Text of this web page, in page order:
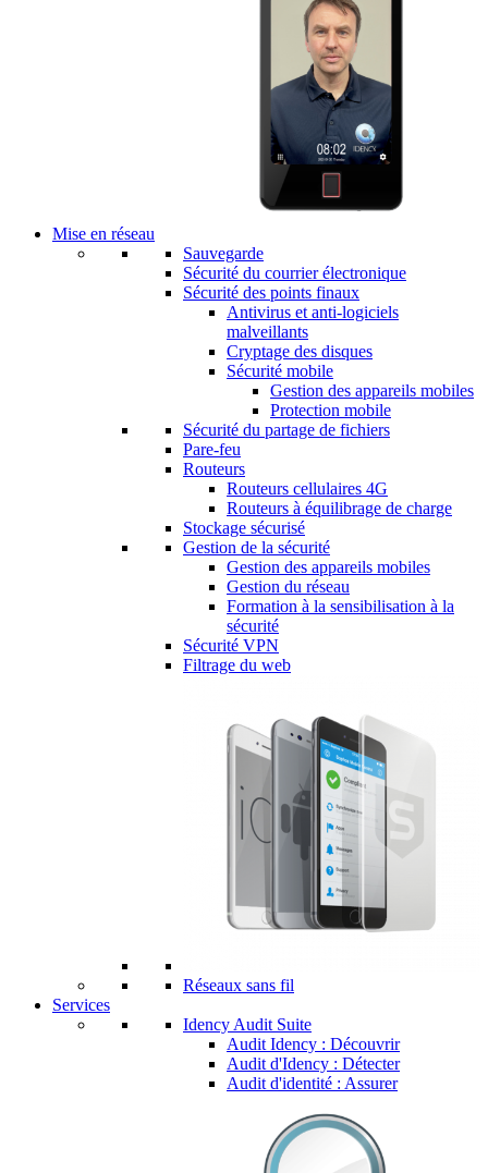
Mise en réseau
Sauvegarde
Sécurité du courrier électronique
Sécurité des points finaux
Antivirus et anti-logiciels
malveillants
Cryptage des disques
Sécurité mobile
Gestion des appareils mobiles
Protection mobile
Sécurité du partage de fichiers
Pare-feu
Routeurs
Routeurs cellulaires 4G
Routeurs à équilibrage de charge
Stockage sécurisé
Gestion de la sécurité
Gestion des appareils mobiles
Gestion du réseau
Formation à la sensibilisation à la
sécurité
Sécurité VPN
Filtrage du web
Réseaux sans fil
Services
Idency Audit Suite
Audit Idency : Découvrir
Audit d'Idency : Détecter
Audit d'identité : Assurer